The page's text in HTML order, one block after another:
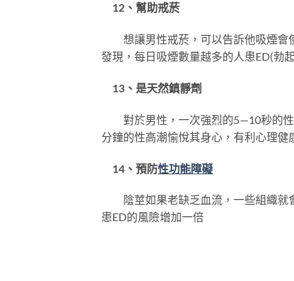
12、幫助戒菸
想讓男性戒菸，可以告訴他吸煙會
發現，每日吸煙數量越多的人患ED(勃
13、是天然鎮靜劑
對於男性，一次強烈的5—10秒的性
分鐘的性高潮愉悅其身心，有利心理健
14、預防性功能障礙
陰莖如果老缺乏血流，一些組織就
患ED的風險增加一倍